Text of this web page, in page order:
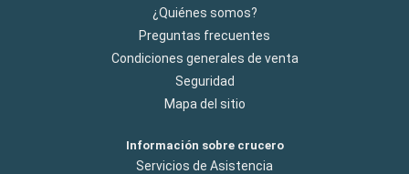
¿Quiénes somos?
Preguntas frecuentes
Condiciones generales de venta
Seguridad
Mapa del sitio
Información sobre crucero
Servicios de Asistencia